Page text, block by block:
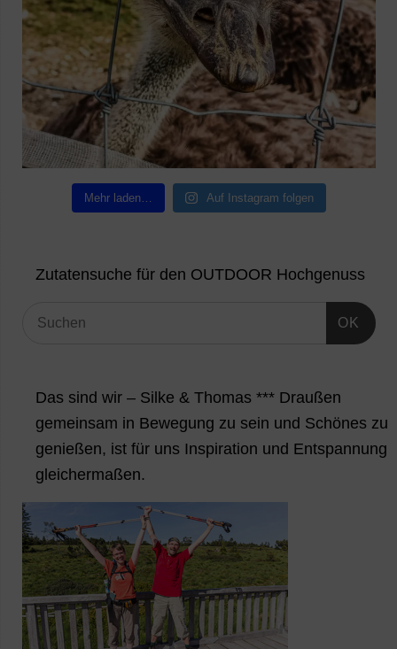
Mehr laden… Auf Instagram folgen
Zutatensuche für den OUTDOOR Hochgenuss
OK
Das sind wir – Silke & Thomas *** Draußen
gemeinsam in Bewegung zu sein und Schönes zu
genießen, ist für uns Inspiration und Entspannung
gleichermaßen.